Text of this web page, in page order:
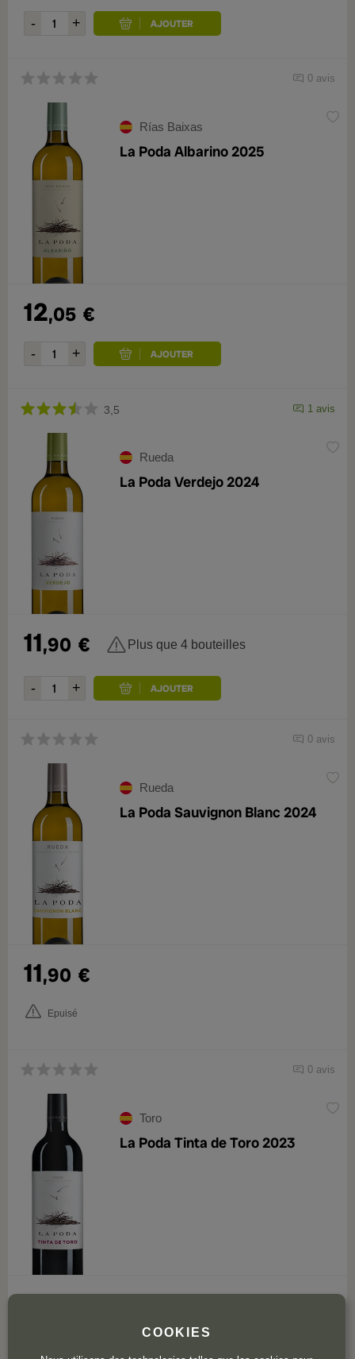
0 avis
Rías Baixas
La Poda Albarino 2025
12,05 €
3,5 1 avis
Rueda
La Poda Verdejo 2024
11,90 € Plus que 4 bouteilles
0 avis
Rueda
La Poda Sauvignon Blanc 2024
11,90 €
Epuisé
0 avis
Toro
La Poda Tinta de Toro 2023
11
COOKIES